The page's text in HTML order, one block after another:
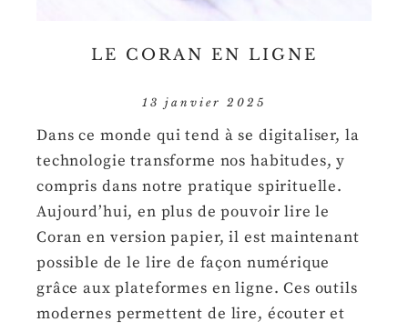
LE CORAN EN LIGNE
13 janvier 2025
Dans ce monde qui tend à se digitaliser, la
technologie transforme nos habitudes, y
compris dans notre pratique spirituelle.
Aujourd’hui, en plus de pouvoir lire le
Coran en version papier, il est maintenant
possible de le lire de façon numérique
grâce aux plateformes en ligne. Ces outils
modernes permettent de lire, écouter et